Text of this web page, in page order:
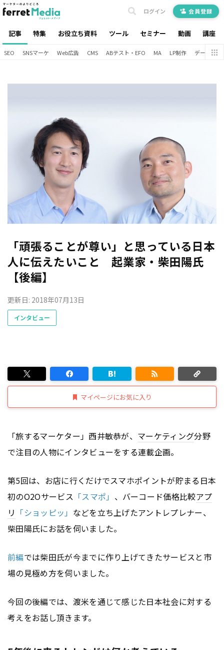
記事 特集 お役立ち資料 ツール セミナー 動画 講座
ログイン 会員登録
SEO SNSマーケ Web広告 CMS ABテスト・EFO MA LP制作 データ分析
「頑張ることが尊い」と思っている日本
人に伝えたいこと 起業家・柴田陽氏
【後編】
更新日: 2018年07月13日
インタビュー
マイページにお気に入り
「旅するマーケター」西井敏恭が、 マーケティング分野
で注目の人物にインタビューをする連載企画。
第5回は、お店に行くだけでスマホポイントが貯まる日本
初のO2Oサービス 「スマポ」 、バーコード価格比較アプ
リ 「ショッピッ」 などを立ち上げたアントレプレナー、
柴田陽氏にお話を伺いました。
前編では柴田氏が今までに作り上げてきたサービスと市
場の見極め方を伺いました。
今回の後編では、渡米を通じて感じた日本社会に対する
考えをお話し頂きます。